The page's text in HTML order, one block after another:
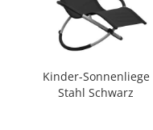
Kinder-Sonnenliege
Stahl Schwarz